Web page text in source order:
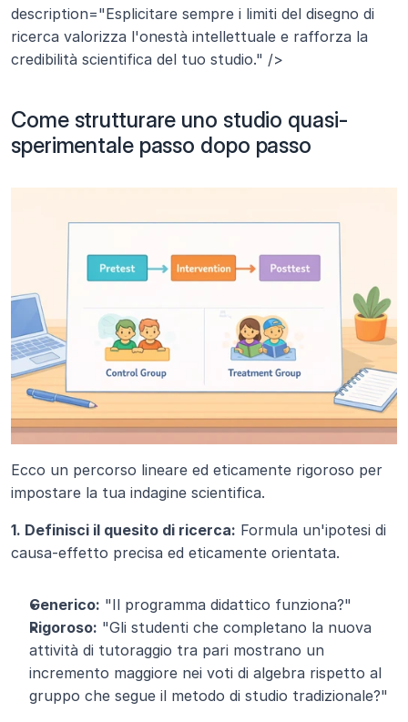
description="Esplicitare sempre i limiti del disegno di
ricerca valorizza l'onestà intellettuale e rafforza la
credibilità scientifica del tuo studio." />
Come strutturare uno studio quasi-
sperimentale passo dopo passo
Ecco un percorso lineare ed eticamente rigoroso per
impostare la tua indagine scientifica.
1. Definisci il quesito di ricerca: Formula un'ipotesi di
causa-effetto precisa ed eticamente orientata.
Generico: "Il programma didattico funziona?"
Rigoroso: "Gli studenti che completano la nuova
attività di tutoraggio tra pari mostrano un
incremento maggiore nei voti di algebra rispetto al
gruppo che segue il metodo di studio tradizionale?"